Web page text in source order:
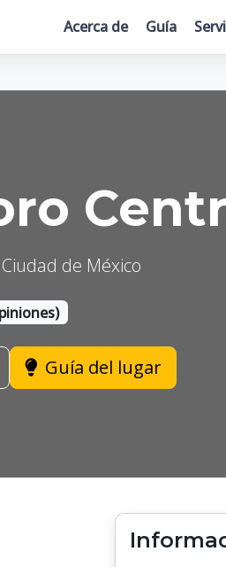
Acerca de Guía
de México
Guía del lugar